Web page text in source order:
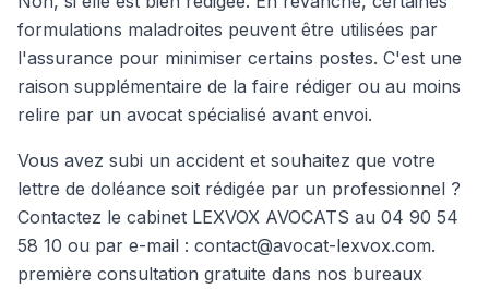
formulations maladroites peuvent être utilisées par
l'assurance pour minimiser certains postes. C'est une
raison supplémentaire de la faire rédiger ou au moins
relire par un avocat spécialisé avant envoi.
Vous avez subi un accident et souhaitez que votre
lettre de doléance soit rédigée par un professionnel ?
Contactez le cabinet LEXVOX AVOCATS au 04 90 54
58 10 ou par e-mail : contact@avocat-lexvox.com.
première consultation gratuite dans nos bureaux